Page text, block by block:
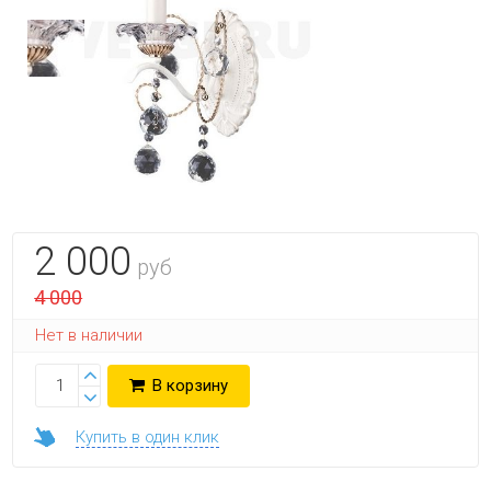
Распродажа
Еще
2 000 руб
4 000
Нет в наличии
В корзину
Купить в один клик